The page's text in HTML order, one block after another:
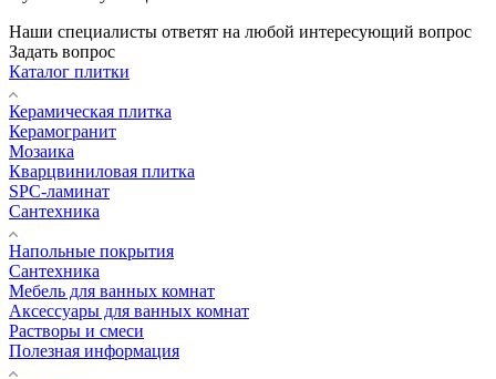
Наши специалисты ответят на любой интересующий вопрос
Задать вопрос
Каталог плитки
Керамическая плитка
Керамогранит
Мозаика
Кварцвиниловая плитка
SPC-ламинат
Сантехника
Напольные покрытия
Сантехника
Мебель для ванных комнат
Аксессуары для ванных комнат
Растворы и смеси
Полезная информация